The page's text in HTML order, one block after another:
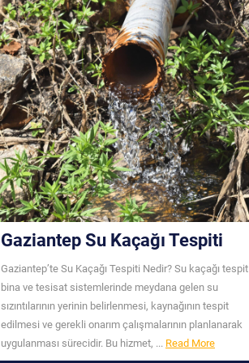
Gaziantep Su Kaçağı Tespiti
Gaziantep’te Su Kaçağı Tespiti Nedir? Su kaçağı
bina ve tesisat sistemlerinde meydana gelen su
sızıntılarının yerinin belirlenmesi, kaynağının tespit
edilmesi ve gerekli onarım çalışmalarının planlanarak
uygulanması sürecidir. Bu hizmet, ... Read MoreRead